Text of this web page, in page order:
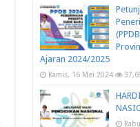
Ajaran 2024/2025
Kamis, 16 Mei 2024